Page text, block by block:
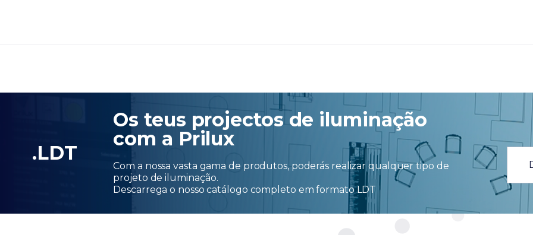
.LDT
Os teus projectos de iluminação
com a Prilux
Com a nossa vasta gama de produtos, poderás realizar qualquer tipo de
projeto de iluminação.
Descarrega o nosso catálogo completo em formato LDT